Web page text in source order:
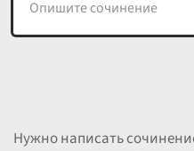
Нужно написать